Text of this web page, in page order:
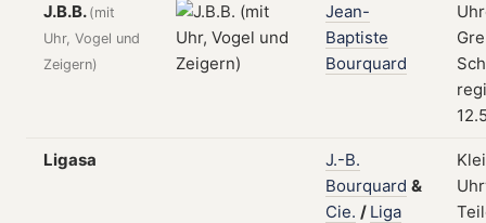
J.B.B. (mit
Uhr, Vogel und
Zeigern)
Jean-
Baptiste
Bourquard
Ligasa
J.-B.
Bourquard &
Cie. / Liga